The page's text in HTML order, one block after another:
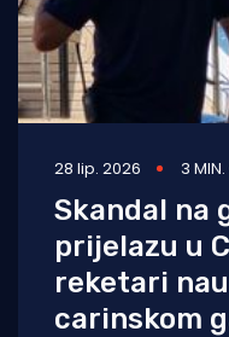
28 lip. 2026 3
Skandal na
prijelazu u
reketari
carinskom